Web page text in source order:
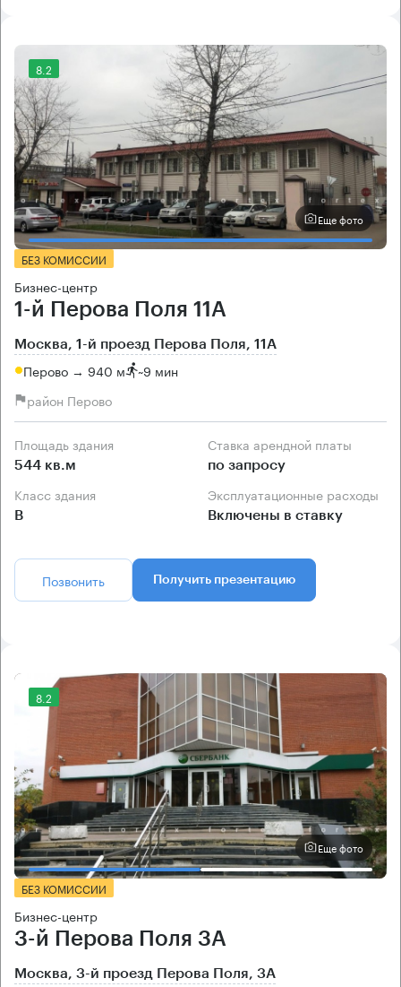
8.2
Еще фото
БЕЗ КОМИССИИ
Бизнес-центр
1-й Перова Поля 11А
Москва, 1-й проезд Перова Поля, 11А
Перово → 940 м ~9 мин
район Перово
Площадь здания
544 кв.м
Ставка арендной платы
по запросу
Класс здания
B
Эксплуатационные расходы
Включены в ставку
Позвонить Получить презентацию
8.2
Еще фото
БЕЗ КОМИССИИ
Бизнес-центр
3-й Перова Поля 3А
Москва, 3-й проезд Перова Поля, 3А